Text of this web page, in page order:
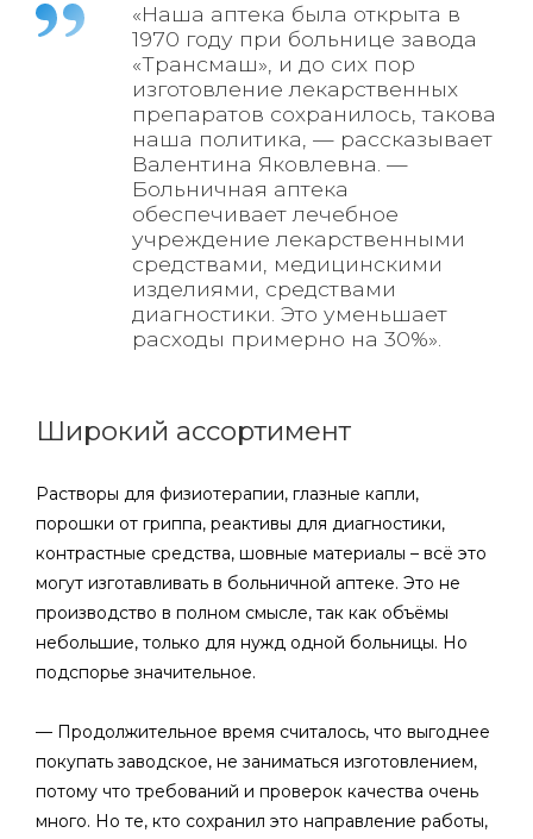
«Наша аптека была открыта в
1970 году при больнице завода
«Трансмаш», и до сих пор
изготовление лекарственных
препаратов сохранилось, такова
наша политика, — рассказывает
Валентина Яковлевна. —
Больничная аптека
обеспечивает лечебное
учреждение лекарственными
средствами, медицинскими
изделиями, средствами
диагностики. Это уменьшает
расходы примерно на 30%».
Широкий ассортимент
Растворы для физиотерапии, глазные капли,
порошки от гриппа, реактивы для диагностики,
контрастные средства, шовные материалы – всё это
могут изготавливать в больничной аптеке. Это не
производство в полном смысле, так как объёмы
небольшие, только для нужд одной больницы. Но
подспорье значительное.
— Продолжительное время считалось, что выгоднее
покупать заводское, не заниматься изготовлением,
потому что требований и проверок качества очень
много. Но те, кто сохранил это направление работы,